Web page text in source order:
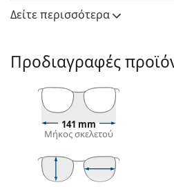
Ray-Ban RB3687 004/71 61
με τη λειτουργία του
Lentiamo.
Σκελετός γυαλιών ηλίου
Το γκρι χρώμα του
ένα δροσερό χρώμα
Οιορθογώνιοι σκελετοί
ιδανική επιλογή για
Δείτε περισσότερα
Προδιαγραφές
141 mm
Μήκος σκελετού